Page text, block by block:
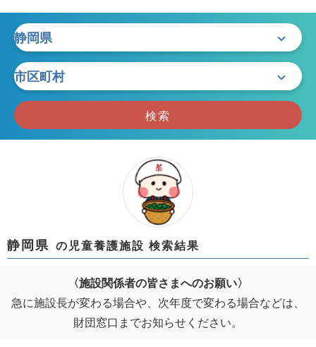
検索
静岡県 の児童養護施設 検索結果
〈施設関係者の皆さまへのお願い〉
急に施設長が変わる場合や、次年度で変わる場合などは、
財団窓口までお知らせください。